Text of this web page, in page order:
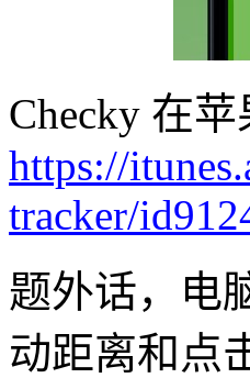
Checky 在
https://
tracker/
题外话，电
动距离和